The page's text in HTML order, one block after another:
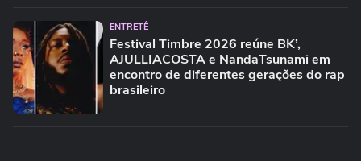
ENTRETÊ
Festival Timbre 2026 reúne BK’,
AJULLIACOSTA e NandaTsunami em
encontro de diferentes gerações do rap
brasileiro